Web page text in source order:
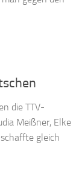
die TTV-
Meißner, Elke
gleich